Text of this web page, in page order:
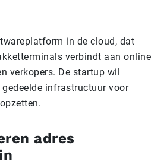
in de cloud, dat
verbindt aan online
verkopers. De startup wil
gedeelde infrastructuur voor
adres